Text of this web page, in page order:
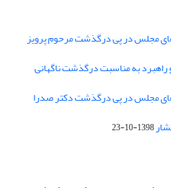
مجلس در پی درگذشت مرحوم پرویز
به مناسبت درگذشت ناگهانی
مجلس در پی درگذشت دکتر صدرا
1398-10-23